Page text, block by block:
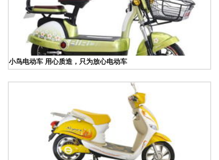
小鸟电动车 用心质造，只为放心电动车